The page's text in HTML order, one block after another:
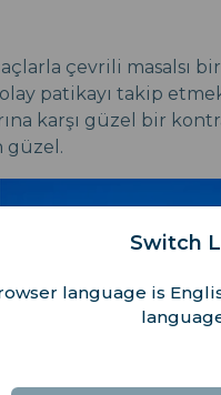
çevrili masalsı
patikayı takip
karşı güzel bir
güzel.
Switch
language is